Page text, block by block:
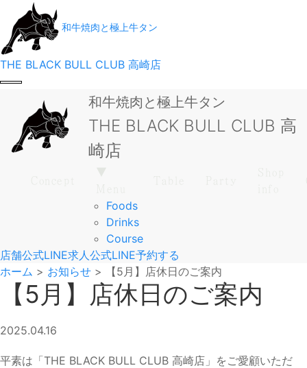
和牛焼肉と極上牛タン
THE BLACK BULL CLUB 高崎店
和牛焼肉と極上牛タン
THE BLACK BULL CLUB 高
崎店
Foods
Drinks
Course
店舗公式LINE求人公式LINE予約する
ホーム > お知らせ > 【5月】店休日のご案内
【5月】店休日のご案内
2025.04.16
平素は「THE BLACK BULL CLUB 高崎店」をご愛顧いただ